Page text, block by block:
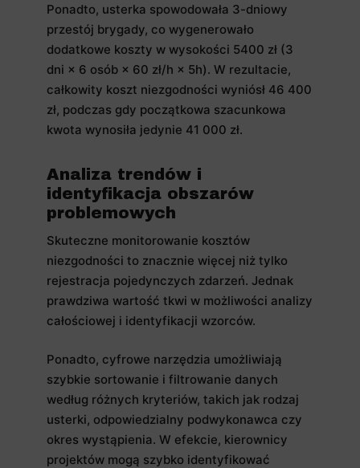
Ponadto, usterka spowodowała 3-dniowy
przestój brygady, co wygenerowało
dodatkowe koszty w wysokości 5400 zł (3
dni × 6 osób × 60 zł/h × 5h). W rezultacie,
całkowity koszt niezgodności wyniósł 46 400
zł, podczas gdy początkowa szacunkowa
kwota wynosiła jedynie 41 000 zł.
Analiza trendów i
identyfikacja obszarów
problemowych
Skuteczne monitorowanie kosztów
niezgodności to znacznie więcej niż tylko
rejestracja pojedynczych zdarzeń. Jednak
prawdziwa wartość tkwi w możliwości analizy
całościowej i identyfikacji wzorców.
Ponadto, cyfrowe narzędzia umożliwiają
szybkie sortowanie i filtrowanie danych
według różnych kryteriów, takich jak rodzaj
usterki, odpowiedzialny podwykonawca czy
okres wystąpienia. W efekcie, kierownicy
projektów mogą szybko identyfikować